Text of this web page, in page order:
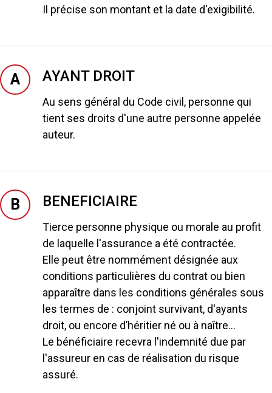
Il précise son montant et la date d'exigibilité.
A AYANT DROIT
Au sens général du Code civil, personne qui
tient ses droits d'une autre personne appelée
auteur.
B BENEFICIAIRE
Tierce personne physique ou morale au profit
de laquelle l'assurance a été contractée.
Elle peut être nommément désignée aux
conditions particulières du contrat ou bien
apparaître dans les conditions générales sous
les termes de : conjoint survivant, d'ayants
droit, ou encore d’héritier né ou à naître...
Le bénéficiaire recevra l'indemnité due par
l'assureur en cas de réalisation du risque
assuré.